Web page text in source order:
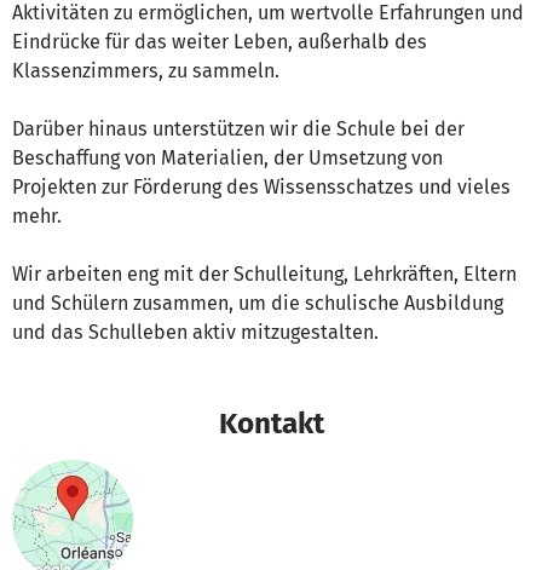
Aktivitäten zu ermöglichen, um wertvolle Erfahrungen und
Eindrücke für das weiter Leben, außerhalb des
Klassenzimmers, zu sammeln.
Darüber hinaus unterstützen wir die Schule bei der
Beschaffung von Materialien, der Umsetzung von
Projekten zur Förderung des Wissensschatzes und vieles
mehr.
Wir arbeiten eng mit der Schulleitung, Lehrkräften, Eltern
und Schülern zusammen, um die schulische Ausbildung
und das Schulleben aktiv mitzugestalten.
Kontakt